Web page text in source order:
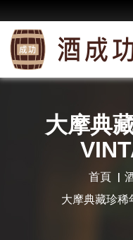
大摩典
首頁
大摩典藏珍稀